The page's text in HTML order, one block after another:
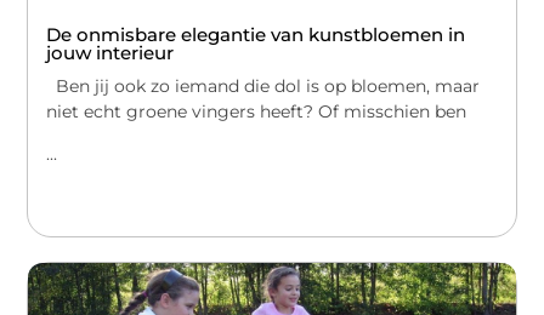
De onmisbare elegantie van kunstbloemen in
jouw interieur
Ben jij ook zo iemand die dol is op bloemen, maar
niet echt groene vingers heeft? Of misschien ben
...